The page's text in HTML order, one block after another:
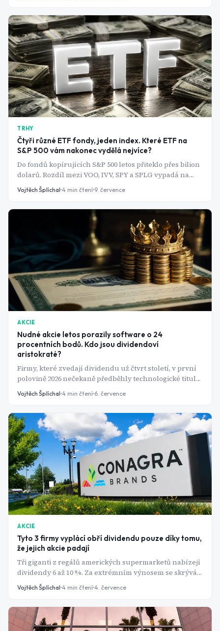
TRHY
Čtyři různé ETF fondy, jeden index. Které ETF na
S&P 500 vám nakonec vydělá nejvíce?
Do fondů kopírujících S&P 500 letos přiteklo přes bilion
dolarů. Rozdíl mezi VOO, IVV, SPY a SPLG vypadá na
první pohled kosmeticky - v praxi jde o statisíce korun.
Vojtěch Šplíchal 4 min čtení 9. července
AKCIE
Nudné akcie letos porazily software o 24
procentních bodů. Kdo jsou dividendoví
aristokraté?
Firmy, které zvedají dividendu už čtvrt století, v první
polovině 2026 nečekaně předběhly technologické tituly.
Co skrývá exkluzivní klub 69 dividendových
aristokratů?
Vojtěch Šplíchal 4 min čtení 6. července
AKCIE
Tyto 3 firmy vyplácí obří dividendu pouze díky tomu,
že jejich akcie padají
Tři giganti z regálů amerických supermarketů nabízejí
dividendy 6 až 10 %. Za extrémním výnosem se skrývá
stejný příběh - padající akcie, ne štědřejší firma.
Vojtěch Šplíchal 4 min čtení 4. července